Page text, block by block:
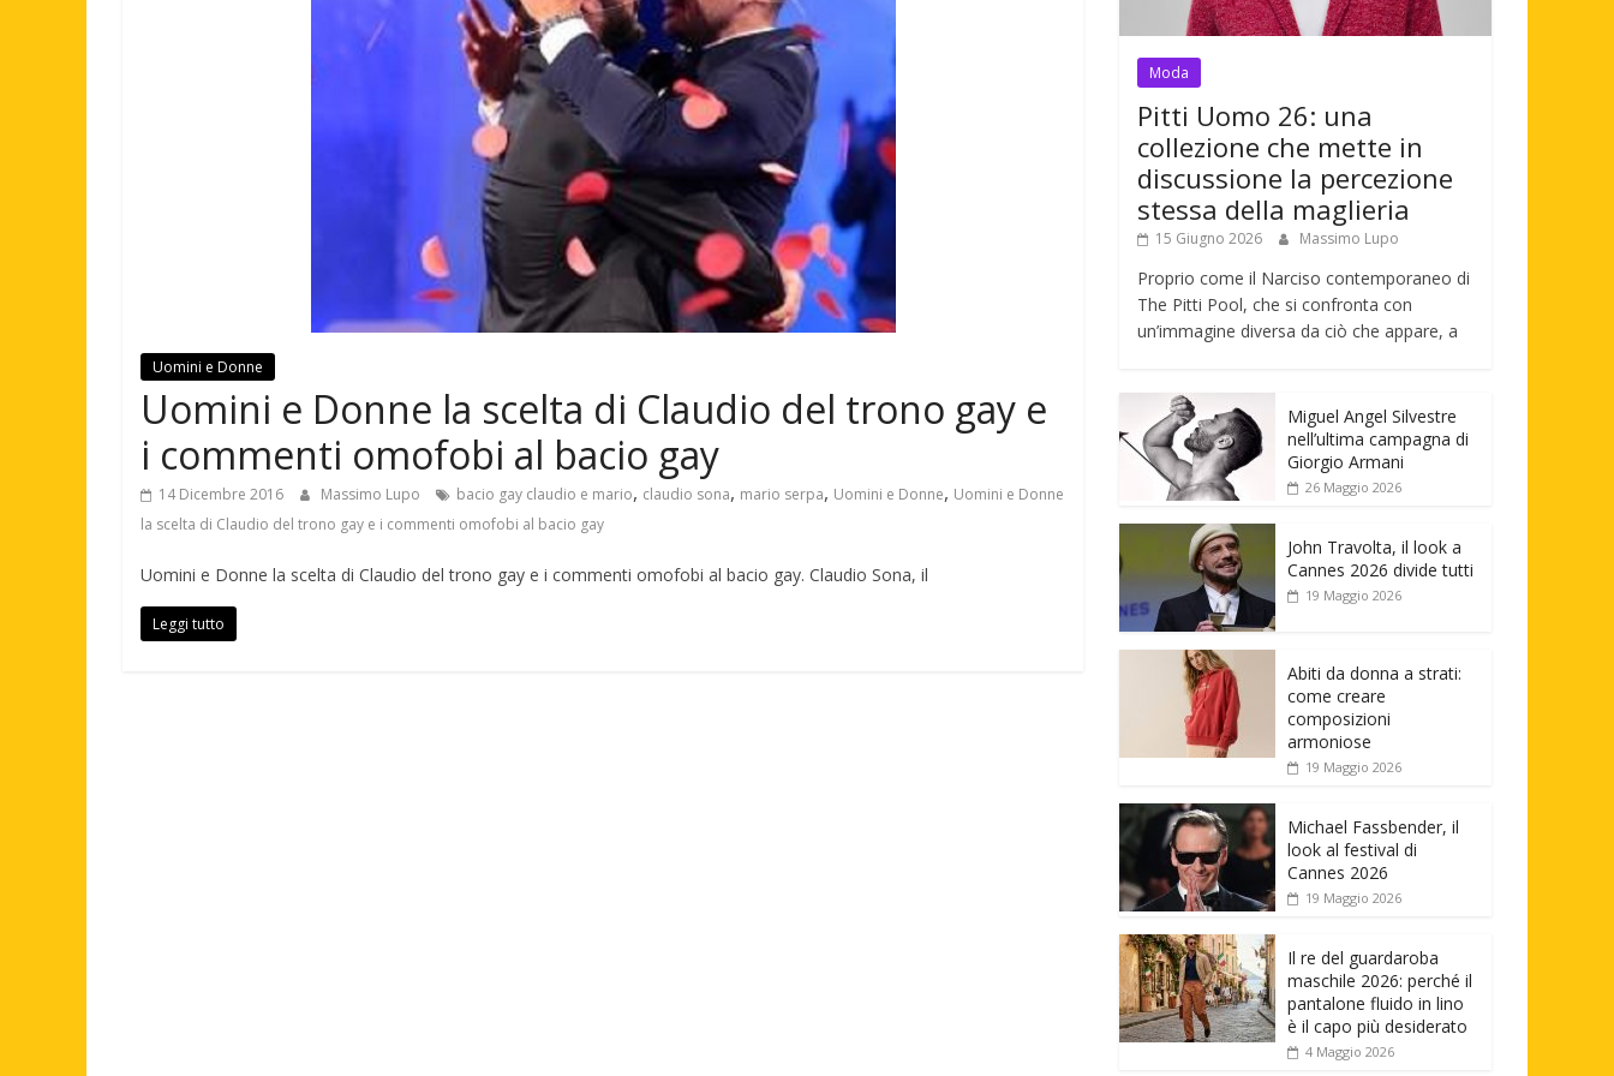
Uomini e Donne
Uomini e Donne la scelta di Claudio del trono gay e
i commenti omofobi al bacio gay
14 Dicembre 2016 Massimo Lupo bacio gay claudio e mario, claudio sona, mario serpa, Uomini e Donne, Uomini e Donne
la scelta di Claudio del trono gay e i commenti omofobi al bacio gay
Uomini e Donne la scelta di Claudio del trono gay e i commenti omofobi al bacio gay. Claudio Sona, il
Leggi tutto
Moda
Pitti Uomo 26: una
collezione che mette in
discussione la percezione
stessa della maglieria
15 Giugno 2026 Massimo Lupo
Proprio come il Narciso contemporaneo di
The Pitti Pool, che si confronta con
un’immagine diversa da ciò che appare, a
Miguel Angel Silvestre
nell’ultima campagna di
Giorgio Armani
26 Maggio 2026
John Travolta, il look a
Cannes 2026 divide tutti
19 Maggio 2026
Abiti da donna a strati:
come creare
composizioni
armoniose
19 Maggio 2026
Michael Fassbender, il
look al festival di
Cannes 2026
19 Maggio 2026
Il re del guardaroba
maschile 2026: perché il
pantalone fluido in lino
è il capo più desiderato
4 Maggio 2026